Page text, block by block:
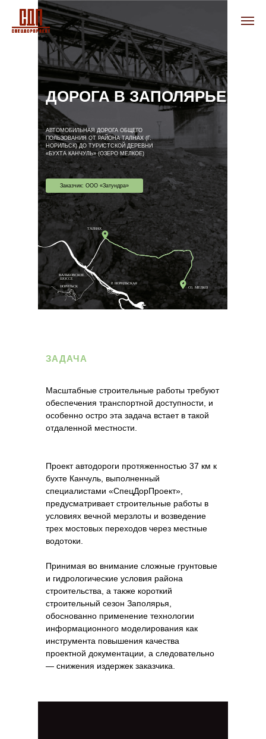
ДОРОГА В ЗАПОЛЯРЬЕ
АВТОМОБИЛЬНАЯ ДОРОГА ОБЩЕГО
ПОЛЬЗОВАНИЯ ОТ РАЙОНА ТАЛНАХ (Г.
НОРИЛЬСК) ДО ТУРИСТСКОЙ ДЕРЕВНИ
«БУХТА КАНЧУЛЬ» (ОЗЕРО МЕЛКОЕ)
Заказчик: ООО «Затундра»
ЗАДАЧА
Масштабные строительные работы требуют
обеспечения транспортной доступности, и
особенно остро эта задача встает в такой
отдаленной местности.
Проект автодороги протяженностью 37 км к
бухте Канчуль, выполненный
специалистами «СпецДорПроект»,
предусматривает строительные работы в
условиях вечной мерзлоты и возведение
трех мостовых переходов через местные
водотоки.
Принимая во внимание сложные грунтовые
и гидрологические условия района
строительства, а также короткий
строительный сезон Заполярья,
обоснованно применение технологии
информационного моделирования как
инструмента повышения качества
проектной документации, а следовательно
— снижения издержек заказчика.